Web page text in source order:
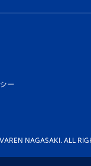
スタグラム
ー
NAGASAKI. ALL